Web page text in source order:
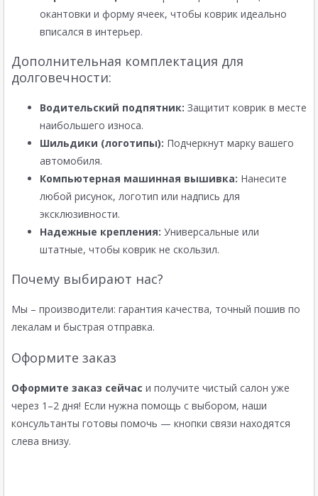
окантовки и форму ячеек, чтобы коврик идеально
вписался в интерьер.
Дополнительная комплектация для
долговечности:
Водительский подпятник: Защитит коврик в месте
наибольшего износа.
Шильдики (логотипы): Подчеркнут марку вашего
автомобиля.
Компьютерная машинная вышивка: Нанесите
любой рисунок, логотип или надпись для
эксклюзивности.
Надежные крепления: Универсальные или
штатные, чтобы коврик не скользил.
Почему выбирают нас?
Мы – производители: гарантия качества, точный пошив по
лекалам и быстрая отправка.
Оформите заказ
Оформите заказ сейчас и получите чистый салон уже
через 1–2 дня! Если нужна помощь с выбором, наши
консультанты готовы помочь — кнопки связи находятся
слева внизу.